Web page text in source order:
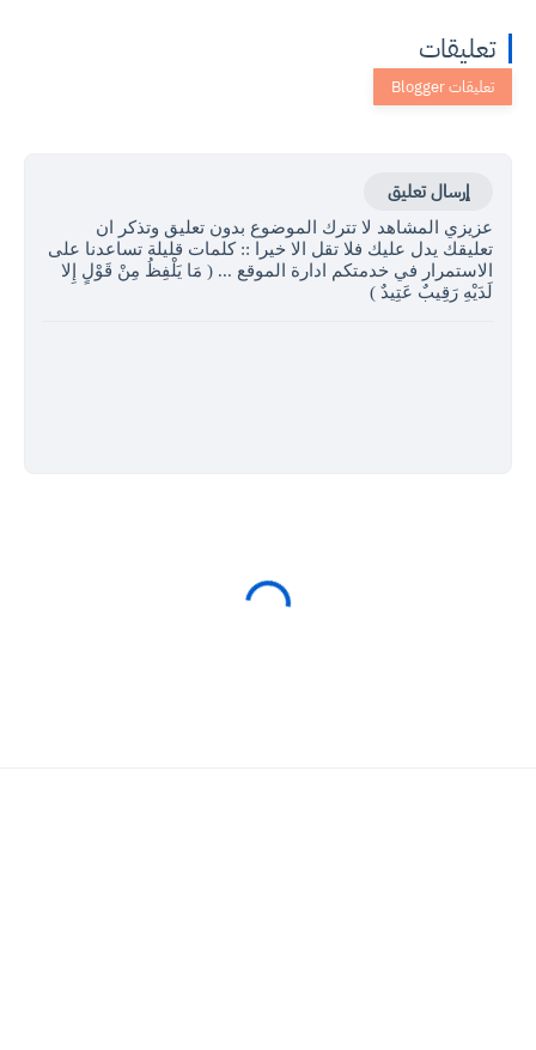
تعليقات
إرسال تعليق
عزيزي المشاهد لا تترك الموضوع بدون تعليق وتذكر ان
تعليقك يدل عليك فلا تقل الا خيرا :: كلمات قليلة تساعدنا على
الاستمرار في خدمتكم ادارة الموقع ... ( مَا يَلْفِظُ مِنْ قَوْلٍ إِلا
لَدَيْهِ رَقِيبٌ عَتِيدٌ )